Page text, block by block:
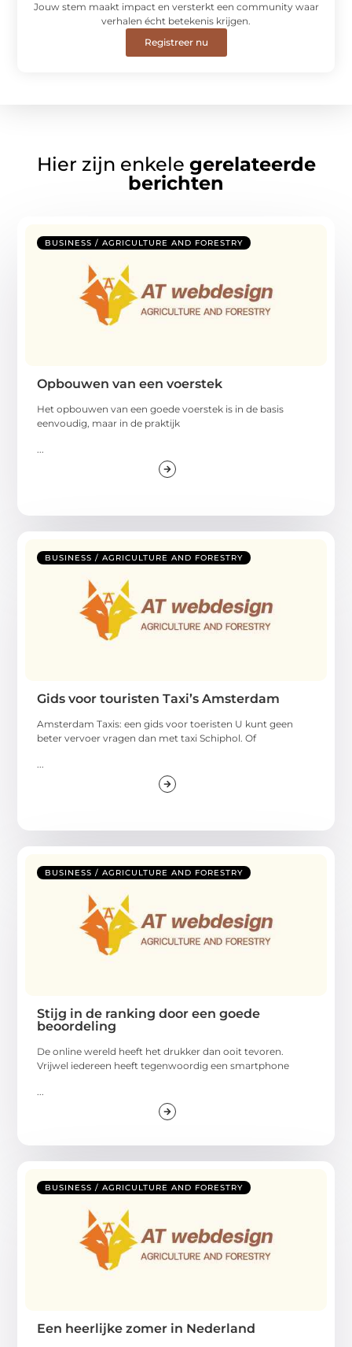
Jouw stem maakt impact en versterkt een community waar
verhalen écht betekenis krijgen.
Registreer nu
Hier zijn enkele gerelateerde
berichten
BUSINESS / AGRICULTURE AND FORESTRY
Opbouwen van een voerstek
Het opbouwen van een goede voerstek is in de basis
eenvoudig, maar in de praktijk
BUSINESS / AGRICULTURE AND FORESTRY
Gids voor touristen Taxi’s Amsterdam
Amsterdam Taxis: een gids voor toeristen U kunt geen
beter vervoer vragen dan met taxi Schiphol. Of
BUSINESS / AGRICULTURE AND FORESTRY
Stijg in de ranking door een goede
beoordeling
De online wereld heeft het drukker dan ooit tevoren.
Vrijwel iedereen heeft tegenwoordig een smartphone
BUSINESS / AGRICULTURE AND FORESTRY
Een heerlijke zomer in Nederland